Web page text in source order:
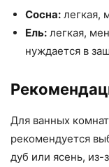
Сосна: легкая,
Ель: легкая,
нуждается в
Для ванных
рекомендуется
дуб или ясень, из-